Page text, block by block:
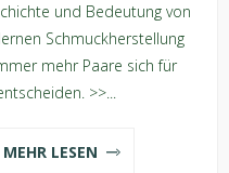
und Bedeutung von
Schmuckherstellung
mehr Paare sich für
>>...
MEHR LESEN